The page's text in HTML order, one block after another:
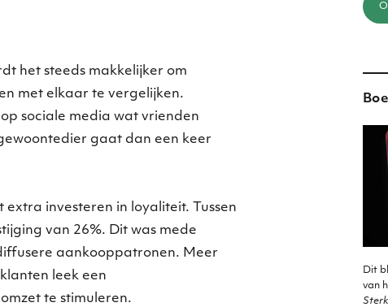
het steeds makkelijker om
met elkaar te vergelijken.
sociale media wat vrienden
gaat dan een keer
extra investeren in loyaliteit. Tussen
van 26%. Dit was mede
aankooppatronen. Meer
leek een
te stimuleren.
Dit
van